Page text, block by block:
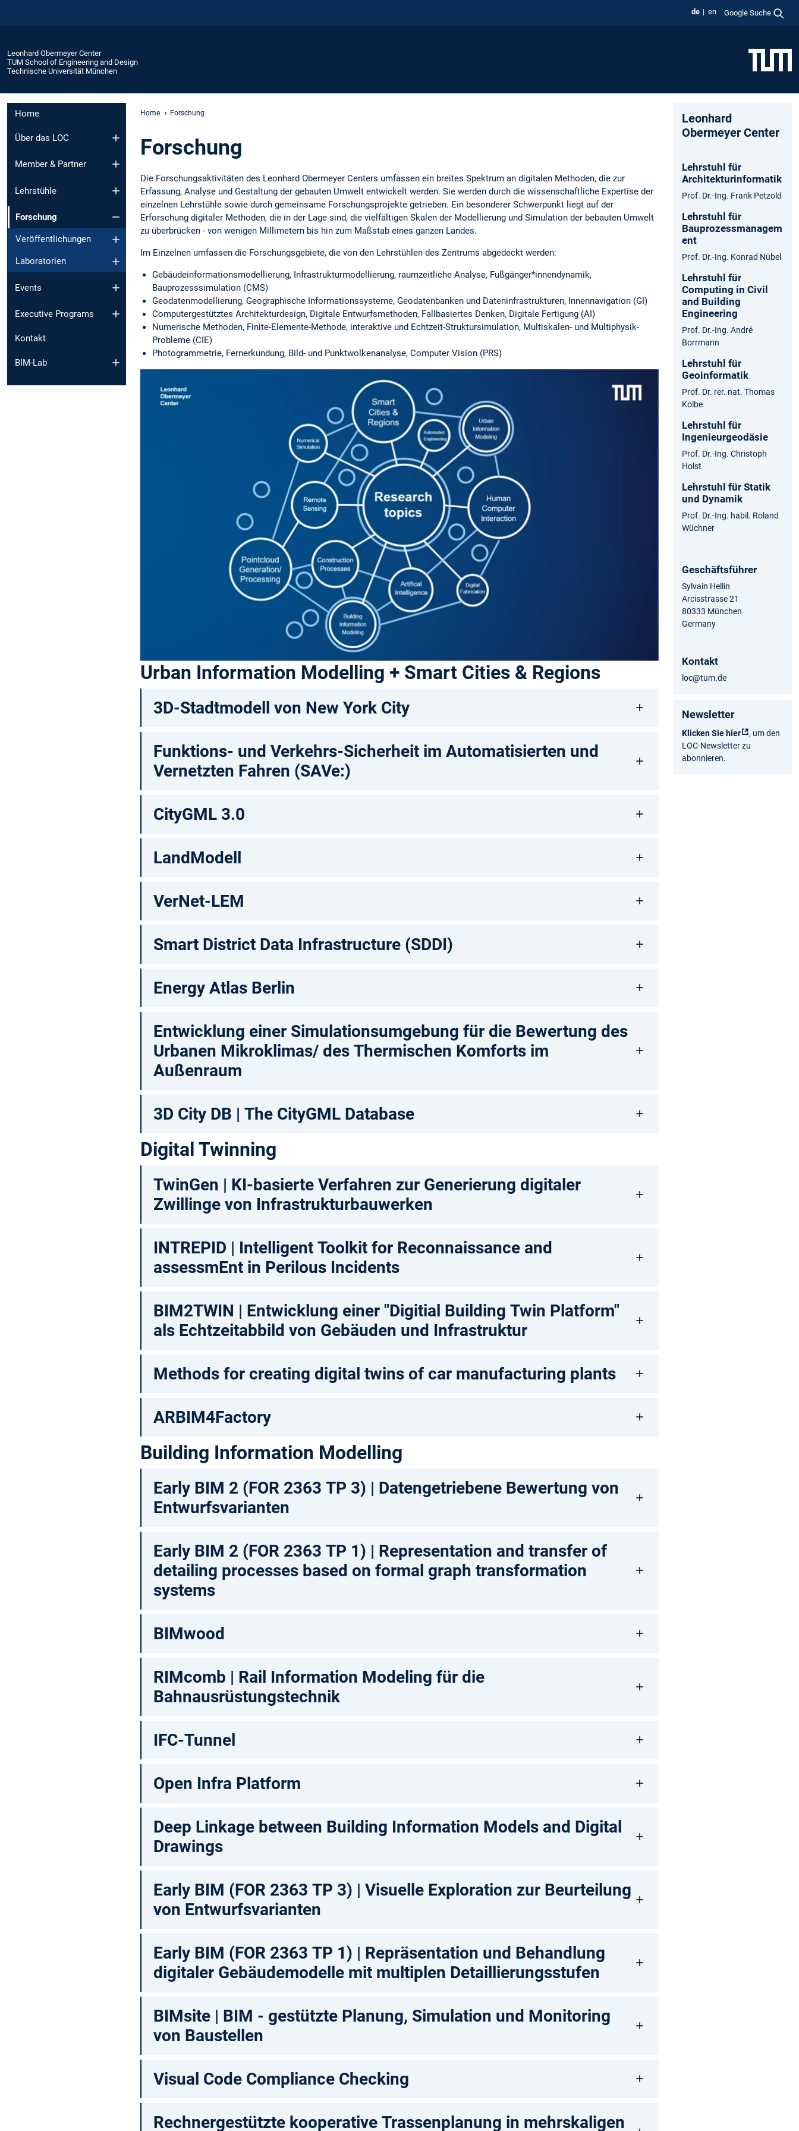
de en Google Suche
Leonhard Obermeyer Center
TUM School of Engineering and Design
Technische Universität München
Home
Über das LOC
Member & Partner
Lehrstühle
Forschung
Veröffentlichungen
Laboratorien
Events
Executive Programs
Kontakt
BIM-Lab
Home Forschung
Forschung
Die Forschungsaktivitäten des Leonhard Obermeyer Centers umfassen ein breites Spektrum an digitalen Methoden, die zur
Erfassung, Analyse und Gestaltung der gebauten Umwelt entwickelt werden. Sie werden durch die wissenschaftliche Expertise der
einzelnen Lehrstühle sowie durch gemeinsame Forschungsprojekte getrieben. Ein besonderer Schwerpunkt liegt auf der
Erforschung digitaler Methoden, die in der Lage sind, die vielfältigen Skalen der Modellierung und Simulation der bebauten Umwelt
zu überbrücken - von wenigen Millimetern bis hin zum Maßstab eines ganzen Landes.
Im Einzelnen umfassen die Forschungsgebiete, die von den Lehrstühlen des Zentrums abgedeckt werden:
Gebäudeinformationsmodellierung, Infrastrukturmodellierung, raumzeitliche Analyse, Fußgänger*innendynamik,
Bauprozesssimulation (CMS)
Geodatenmodellierung, Geographische Informationssysteme, Geodatenbanken und Dateninfrastrukturen, Innennavigation (GI)
Computergestütztes Architekturdesign, Digitale Entwurfsmethoden, Fallbasiertes Denken, Digitale Fertigung (AI)
Numerische Methoden, Finite-Elemente-Methode, interaktive und Echtzeit-Struktursimulation, Multiskalen- und Multiphysik-
Probleme (CIE)
Photogrammetrie, Fernerkundung, Bild- und Punktwolkenanalyse, Computer Vision (PRS)
Urban Information Modelling + Smart Cities & Regions
3D-Stadtmodell von New York City
Funktions- und Verkehrs-Sicherheit im Automatisierten und
Vernetzten Fahren (SAVe:)
CityGML 3.0
LandModell
VerNet-LEM
Smart District Data Infrastructure (SDDI)
Energy Atlas Berlin
Entwicklung einer Simulationsumgebung für die Bewertung des
Urbanen Mikroklimas/ des Thermischen Komforts im
Außenraum
3D City DB | The CityGML Database
Digital Twinning
TwinGen | KI-basierte Verfahren zur Generierung digitaler
Zwillinge von Infrastrukturbauwerken
INTREPID | Intelligent Toolkit for Reconnaissance and
assessmEnt in Perilous Incidents
BIM2TWIN | Entwicklung einer "Digitial Building Twin Platform"
als Echtzeitabbild von Gebäuden und Infrastruktur
Methods for creating digital twins of car manufacturing plants
ARBIM4Factory
Building Information Modelling
Early BIM 2 (FOR 2363 TP 3) | Datengetriebene Bewertung von
Entwurfsvarianten
Early BIM 2 (FOR 2363 TP 1) | Representation and transfer of
detailing processes based on formal graph transformation
systems
BIMwood
RIMcomb | Rail Information Modeling für die
Bahnausrüstungstechnik
IFC-Tunnel
Open Infra Platform
Deep Linkage between Building Information Models and Digital
Drawings
Early BIM (FOR 2363 TP 3) | Visuelle Exploration zur Beurteilung
von Entwurfsvarianten
Early BIM (FOR 2363 TP 1) | Repräsentation und Behandlung
digitaler Gebäudemodelle mit multiplen Detaillierungsstufen
BIMsite | BIM - gestützte Planung, Simulation und Monitoring
von Baustellen
Visual Code Compliance Checking
Rechnergestützte kooperative Trassenplanung in mehrskaligen
Leonhard
Obermeyer Center
Lehrstuhl für
Architekturinformatik
Prof. Dr.-Ing. Frank Petzold
Lehrstuhl für
Bauprozessmanagem
ent
Prof. Dr.-Ing. Konrad Nübel
Lehrstuhl für
Computing in Civil
and Building
Engineering
Prof. Dr.-Ing. André
Borrmann
Lehrstuhl für
Geoinformatik
Prof. Dr. rer. nat. Thomas
Kolbe
Lehrstuhl für
Ingenieurgeodäsie
Prof. Dr.-Ing. Christoph
Holst
Lehrstuhl für Statik
und Dynamik
Prof. Dr.-Ing. habil. Roland
Wüchner
Geschäftsführer
Sylvain Hellin
Arcisstrasse 21
80333 München
Germany
Kontakt
loc@tum.de
Newsletter
Klicken Sie hier
, um den
LOC-Newsletter zu
abonnieren.